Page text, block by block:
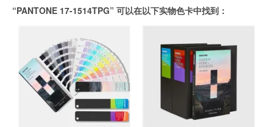
“PANTONE 17-1514TPG” 可以在以下实物色卡中找到：